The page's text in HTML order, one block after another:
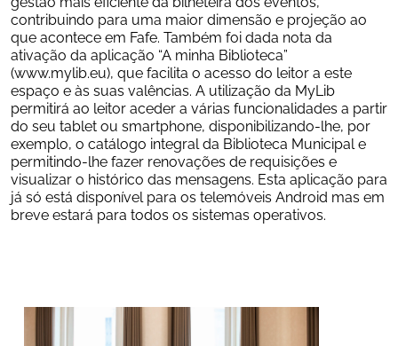
contribuindo para uma maior dimensão e projeção ao
que acontece em Fafe. Também foi dada nota da
ativação da aplicação “A minha Biblioteca”
(www.mylib.eu), que facilita o acesso do leitor a este
espaço e às suas valências. A utilização da MyLib
permitirá ao leitor aceder a várias funcionalidades a partir
do seu tablet ou smartphone, disponibilizando-lhe, por
exemplo, o catálogo integral da Biblioteca Municipal e
permitindo-lhe fazer renovações de requisições e
visualizar o histórico das mensagens. Esta aplicação para
já só está disponível para os telemóveis Android mas em
breve estará para todos os sistemas operativos.